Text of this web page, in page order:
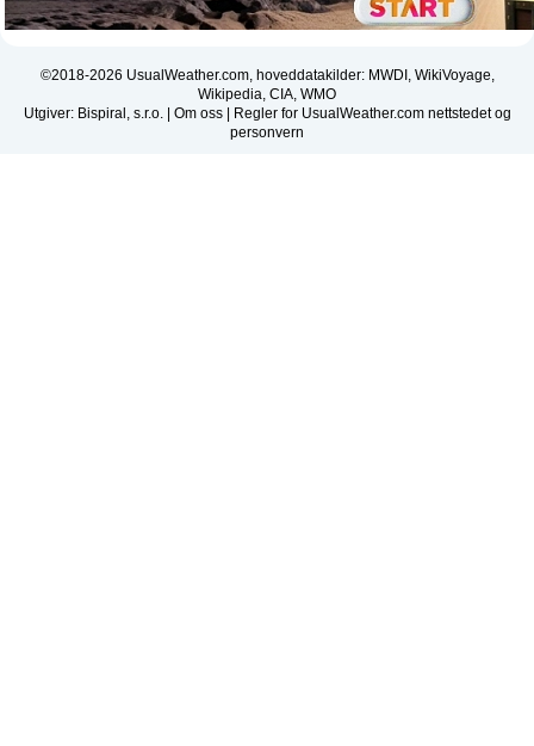
©2018-2026 UsualWeather.com, hoveddatakilder: MWDI, WikiVoyage,
Wikipedia, CIA, WMO
Utgiver: Bispiral, s.r.o. | Om oss| Regler for UsualWeather.com nettstedet og
personvern